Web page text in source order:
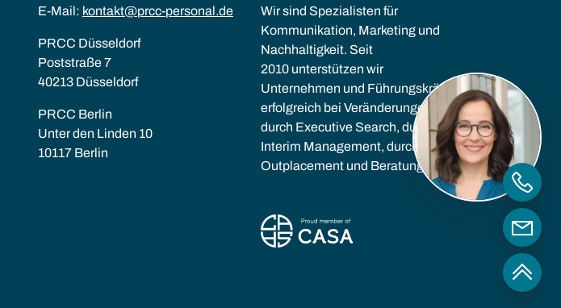
E-Mail: kontakt@prcc-personal.de
PRCC Düsseldorf
Poststraße 7
40213 Düsseldorf
PRCC Berlin
Unter den Linden 10
10117 Berlin
Wir sind Spezialisten für
Kommunikation, Marketing und
Nachhaltigkeit. Seit
2010 unterstützen wir
Unternehmen und Führungskräfte
erfolgreich bei Veränderungen –
durch Executive Search, durch
Interim Management, durch
Outplacement und Beratung.